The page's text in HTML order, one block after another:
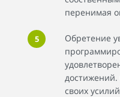
перенимая
Обретение
достижений.
своих